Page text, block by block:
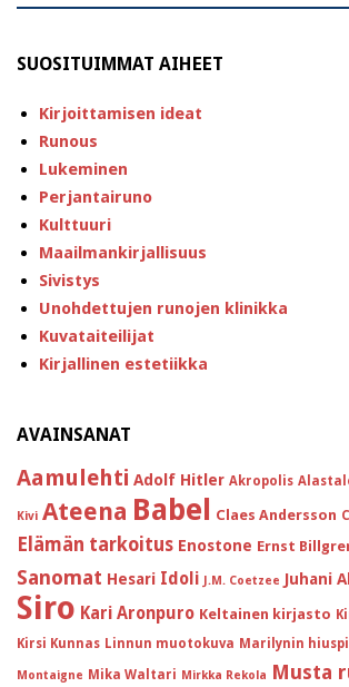
SUOSITUIMMAT AIHEET
Kirjoittamisen ideat
Runous
Lukeminen
Perjantairuno
Kulttuuri
Maailmankirjallisuus
Sivistys
Unohdettujen runojen klinikka
Kuvataiteilijat
Kirjallinen estetiikka
AVAINSANAT
Aamulehti Adolf Hitler Akropolis
Kivi Ateena Babel Claes Andersson
Elämän tarkoitus Enostone Ernst
Sanomat Hesari Idoli J.M. Coetzee Juhani
Siro Kari Aronpuro Keltainen kirjasto
Kirsi Kunnas Linnun muotokuva Marilynin
Montaigne Mika Waltari Mirkka Rekola Musta